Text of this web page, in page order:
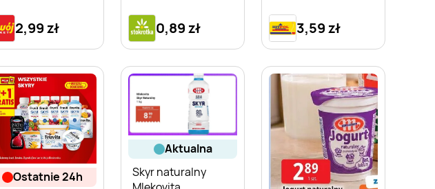
2,99 zł 0,89 zł 3,59 zł
ostatnie 24h
aktualna
Skyr naturalny